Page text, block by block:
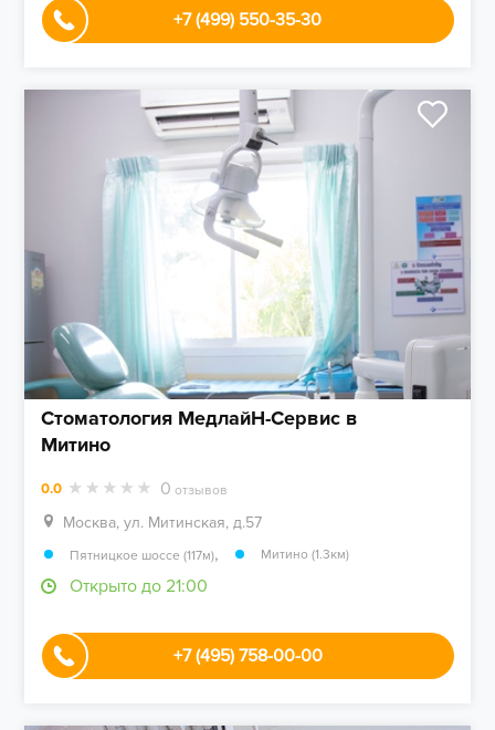
+7 (499) 550-35-30
Стоматология МедлайН-Сервис в
Митино
0.0 0 отзывов
Москва, ул. Митинская, д.57
Пятницкое шоссе (117м), Митино (1.3км)
Открыто до 21:00
+7 (495) 758-00-00